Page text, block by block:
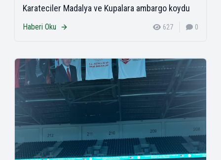
Karateciler Madalya ve Kupalara ambargo koydu
Haberi Oku 627 0